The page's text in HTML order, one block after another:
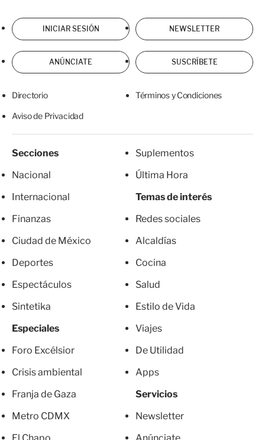
INICIAR SESIÓN NEWSLETTER
ANÚNCIATE SUSCRÍBETE
Directorio Términos y Condiciones
Aviso de Privacidad
Secciones
Nacional
Internacional
Finanzas
Ciudad de México
Deportes
Espectáculos
Sintetika
Especiales
Foro Excélsior
Crisis ambiental
Franja de Gaza
Metro CDMX
Suplementos
Última Hora
Temas de interés
Redes sociales
Alcaldías
Cocina
Salud
Estilo de Vida
Viajes
De Utilidad
Apps
Servicios
Newsletter